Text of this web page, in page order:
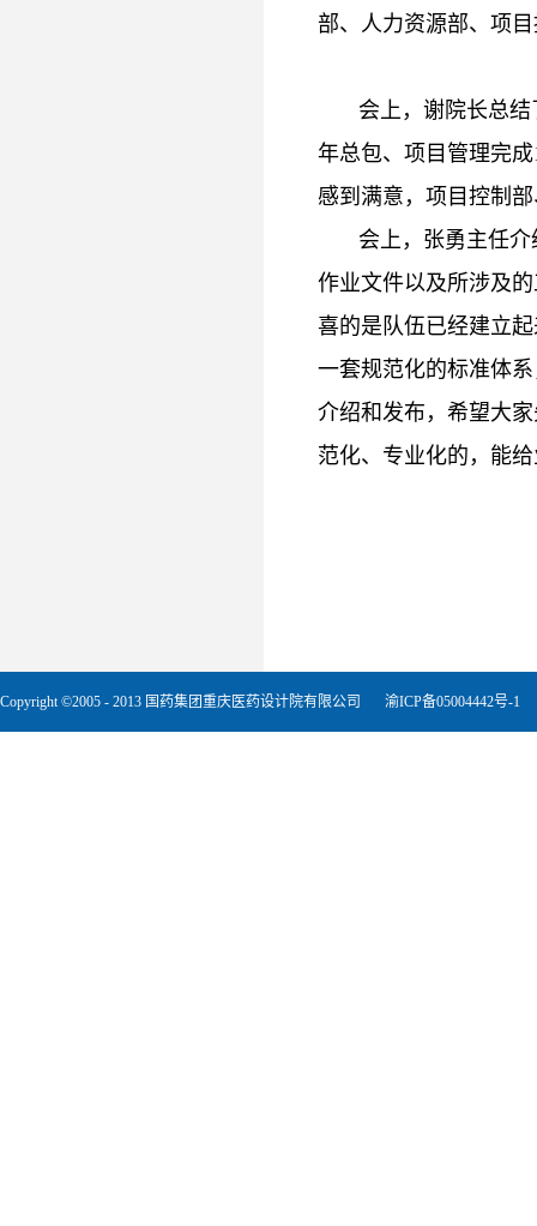
部、人力资源部、项
会上，谢院长总结
年总包、项目管理完
感到满意，项目控制
会上，张勇主任
作业文件以及所涉及
喜的是队伍已经建立
一套规范化的标准体
介绍和发布，希望大
范化、专业化的，能
Copyright ©2005 - 2013 国药集团重庆医药设计院有限公司 渝ICP备05004442号-1